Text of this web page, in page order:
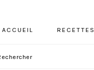
ACCUEIL RECETTES